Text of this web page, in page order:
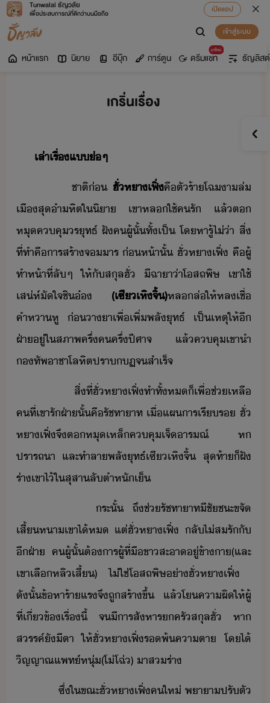
Tunwalai ธัญวลัย
เพื่อประสบการณ์ที่ดีกว่าบนมือถือ
เปิดแอป
เข้าสู่ระบบ
หน้าแรก นิยาย อีบุ๊ก การ์ตูน
มาใหม่
ดรีมแชท ธัญลิสต์
เกริ่นเรื่อง
เล่าเรื่​แ​่​ๆ​
​ ​ ​ ​ ​ ​ ​ชาติ่​ ฮั่​หา​เฟิ​่คื​ตั​ร้า​โฉา​ล่​
เื​สุ​ำหิต​ใ​ิา​ ​เขา​หล​ใช้​ครั​ ​แล้​ต​
หุ​คคุ​รุทธ์​ ​ฝั​ค​ผู้​ั้​ทั้เป็​ ​โ​หารู้ไ่​่า​ ​สิ่​
ที่​ทำ​คื​าร​สร้า​จ​าร​ ​่ห้า​ั้​ ​ฮั่​หา​เฟิ​่​ ​คื​ผู้
ทำ​ห้าที่​ลั​ๆ​ ​ให้​ั​สุล​ฮั่​ ​ี​ฉาา​่า​โสถ​พิษ​ ​เขา​ใช้​
เส่ห์​ัใจ​ชิ​๋​ (​เซี​เหิ​จิ้​)หลล่​ให้​หลเชื่​
คำหา​หู​ ​่​าา​เพื่​เพิ่พลั​ุทธ์​ ​เป็เหตุให้​ี​
ฝ่า​ู่​ใ​สภาพ​ครึ่​ค​ครึ่​ปีศาจ​ ​แล้​คคุ​เขา​ำ​
ทัพ​าชา​โลหิต​ปรา​ฏ​จ​สำเร็จ​
​ ​ ​ ​ ​ ​ ​สิ่​ที่​ฮั่​หา​เฟิ​่​ทำ​ทั้ห​็​เพื่​ช่เหลื​
คที​่​เขา​รั​ฝ่า​ั้​คื​รัชทาาท​ ​เื่​แผาร​เรี​ร​ ​ฮั่​
หา​เฟิ​่​จึ​ต​หุ​เหล็​คคุ​เจ็​ารณ์​ ​ห​
ปรารถา​ ​และ​ทำลา​พลั​ุทธ์​เซี​เหิ​จิ้​ ​สุท้า​็​ฝั​
ร่า​เขา​ไ้​ใ​สุสา​ลั​ตำหั​เ็​
​ ​ ​ ​ ​ ​ ​ระั้​ ​ถึ​ช่​รัชทาาท​ีชั​ชะ​ขจั​
เสี้หา​เขา​ไ้​ห​ ​แต่​ฮั่​หา​เฟิ​่​ ​ลั​ไ่​สรั​ั​
ี​ฝ่า​ ​ค​ผู้​ั้​ต้าร​ผู้​ที่​ื​ขาสะา​ู่​ข้า​า​(​และ​
เขา​เลื​หลิ​เสี้​)​ ​ไ่ใช่​โสถ​พิษ​่า​ฮั่​หา​เฟิ​่​ ​
ัั้​ข้หา​ร้าแร​จึ​ถู​สร้า​ขึ้​ ​แล้​โคาผิ​ให้​ผู้​
ที่​เี่ข้​เรื่​ี้​ ​จ​ี​ารสัหาร​​ครั​สุล​ฮั่​ ​หา​
สรรค์​ั​ีตา​ ​ให้​ฮั่​หา​เฟิ​่​รพ้​คาตา​ ​โ​ไ้​
ิญญาณ​แพท์​หุ่​(​โ่​โฉ่​)​ ​าส​ร​่า​
​ ​ ​ ​ ​ ​ ​ซึ่​ใขณะ​ฮั่​หา​เฟิ​่​ค​ให่​ ​พาา​ปรัตั​